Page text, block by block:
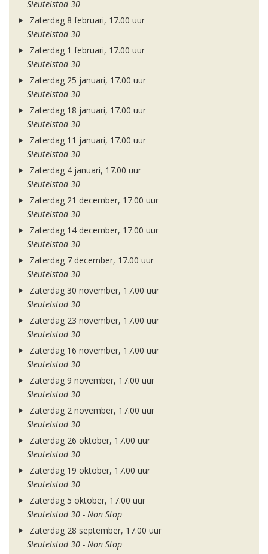
Sleutelstad 30
Zaterdag 8 februari, 17.00 uur
Sleutelstad 30
Zaterdag 1 februari, 17.00 uur
Sleutelstad 30
Zaterdag 25 januari, 17.00 uur
Sleutelstad 30
Zaterdag 18 januari, 17.00 uur
Sleutelstad 30
Zaterdag 11 januari, 17.00 uur
Sleutelstad 30
Zaterdag 4 januari, 17.00 uur
Sleutelstad 30
Zaterdag 21 december, 17.00 uur
Sleutelstad 30
Zaterdag 14 december, 17.00 uur
Sleutelstad 30
Zaterdag 7 december, 17.00 uur
Sleutelstad 30
Zaterdag 30 november, 17.00 uur
Sleutelstad 30
Zaterdag 23 november, 17.00 uur
Sleutelstad 30
Zaterdag 16 november, 17.00 uur
Sleutelstad 30
Zaterdag 9 november, 17.00 uur
Sleutelstad 30
Zaterdag 2 november, 17.00 uur
Sleutelstad 30
Zaterdag 26 oktober, 17.00 uur
Sleutelstad 30
Zaterdag 19 oktober, 17.00 uur
Sleutelstad 30
Zaterdag 5 oktober, 17.00 uur
Sleutelstad 30 - Non Stop
Zaterdag 28 september, 17.00 uur
Sleutelstad 30 - Non Stop